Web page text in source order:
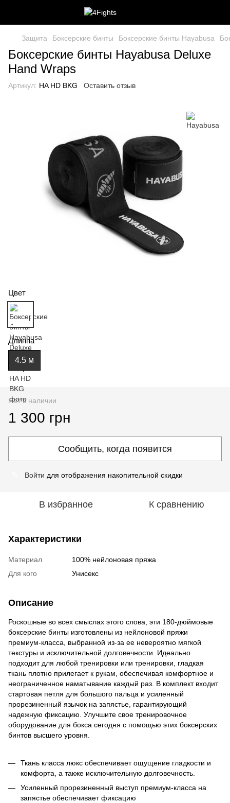
Защита Боксерские бинты Боксерские бинты Hayabusa
Боксерские бинты Hayabusa Deluxe
Hand Wraps
Артикул: HA HD BKG Оставить отзыв
Цвет
Длинна
4.5 м
Нет в наличии
1 300 грн
Сообщить, когда появится
Войти для отображения накопительной скидки
В избранное К сравнению
Характеристики
Материал
100% нейлоновая пряжа
Для кого
Унисекс
Описание
Роскошные во всех смыслах этого слова, эти 180-дюймовые
боксерские бинты изготовлены из нейлоновой пряжи
премиум-класса, выбранной из-за ее невероятно мягкой
текстуры и исключительной долговечности. Идеально
подходит для любой тренировки или тренировки, гладкая
ткань плотно прилегает к рукам, обеспечивая комфортное и
неограниченное наматывание каждый раз. В комплект входит
стартовая петля для большого пальца и усиленный
прорезиненный язычок на запястье, гарантирующий
надежную фиксацию. Улучшите свое тренировочное
оборудование для бокса сегодня с помощью этих боксерских
бинтов высшего уровня.
Ткань класса люкс обеспечивает ощущение гладкости и
комфорта, а также исключительную долговечность.
Усиленный прорезиненный выступ премиум-класса на
запястье обеспечивает фиксацию